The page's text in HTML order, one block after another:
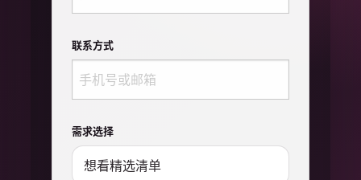
联系方式
需求选择